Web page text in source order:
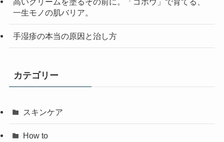
一生モノの肌バリア。
手湿疹の本当の原因と治し方
カテゴリー
スキンケア
How to